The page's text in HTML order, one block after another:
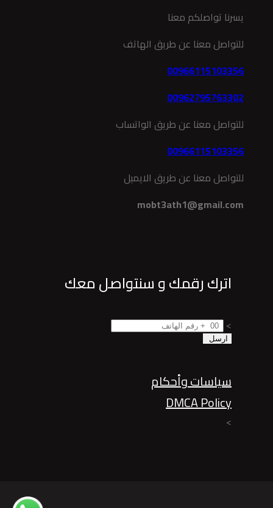
يسرنا تواصلكم معنا
للتواصل معنا عن طريق الهاتف
00966115103356
00962795763302
للتواصل معنا عن طريق الواتساب
00966115103356
للتواصل معنا عن طريق الايميل
mobt3ath1@gmail.com
اترك رقمك و سنتواصل معك
>
سياسات وأحكام
DMCA Policy
>